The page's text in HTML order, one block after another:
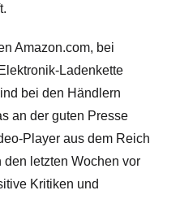
Amazon.com, bei
Ladenkette
bei den Händlern
an der guten Presse
Player aus dem Reich
den letzten Wochen vor
Kritiken und